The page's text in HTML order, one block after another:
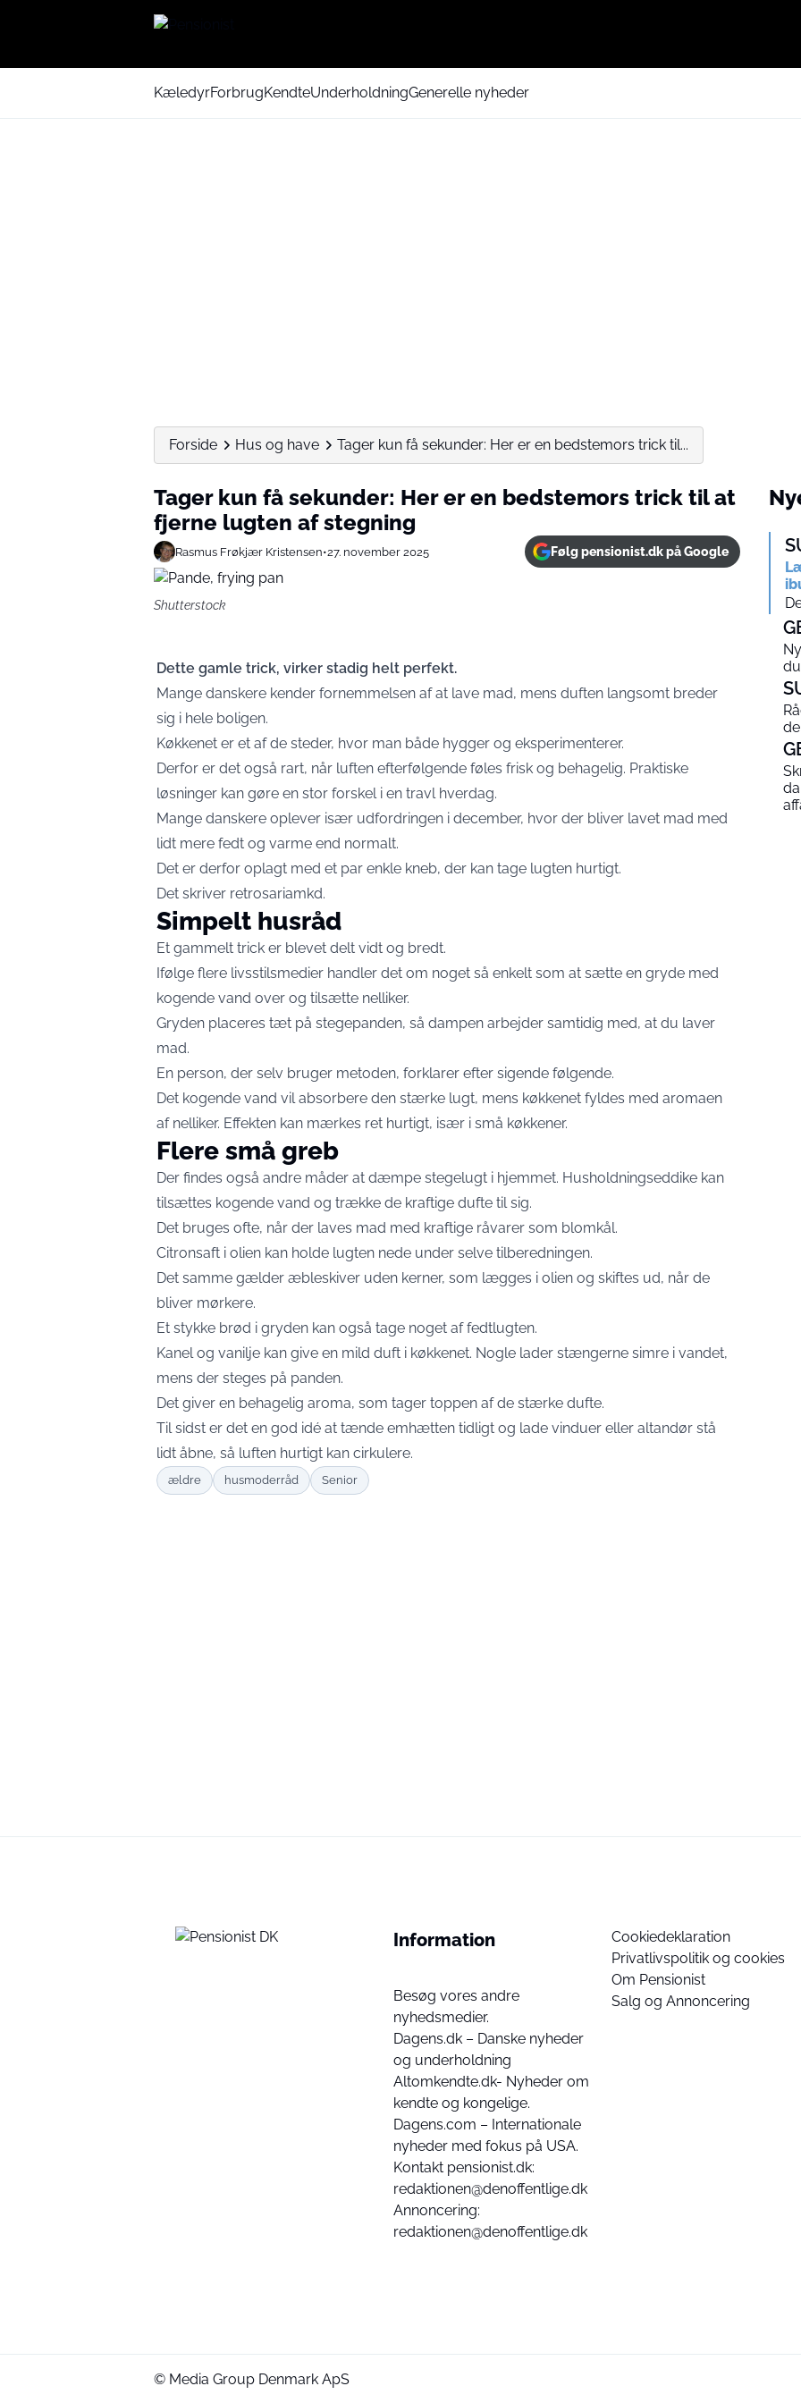
KæledyrForbrugKendteUnderholdningGenerelle nyheder
Forside Hus og have Tager kun få sekunder: Her er en bedstemors trick til...
Tager kun få sekunder: Her er en bedstemors trick til at
fjerne lugten af ​​stegning
Rasmus Frøkjær Kristensen•27. november 2025 Følg pensionist.dk på Google
Shutterstock
Dette gamle trick, virker stadig helt perfekt.
Mange danskere kender fornemmelsen af at lave mad, mens duften langsomt breder
sig i hele boligen.
Køkkenet er et af de steder, hvor man både hygger og eksperimenterer.
Derfor er det også rart, når luften efterfølgende føles frisk og behagelig. Praktiske
løsninger kan gøre en stor forskel i en travl hverdag.
Mange danskere oplever især udfordringen i december, hvor der bliver lavet mad med
lidt mere fedt og varme end normalt.
Det er derfor oplagt med et par enkle kneb, der kan tage lugten hurtigt.
Det skriver retrosariamkd.
Simpelt husråd
Et gammelt trick er blevet delt vidt og bredt.
Ifølge flere livsstilsmedier handler det om noget så enkelt som at sætte en gryde med
kogende vand over og tilsætte nelliker.
Gryden placeres tæt på stegepanden, så dampen arbejder samtidig med, at du laver
mad.
En person, der selv bruger metoden, forklarer efter sigende følgende.
Det kogende vand vil absorbere den stærke lugt, mens køkkenet fyldes med aromaen
af nelliker. Effekten kan mærkes ret hurtigt, især i små køkkener.
Flere små greb
Der findes også andre måder at dæmpe stegelugt i hjemmet. Husholdningseddike kan
tilsættes kogende vand og trække de kraftige dufte til sig.
Det bruges ofte, når der laves mad med kraftige råvarer som blomkål.
Citronsaft i olien kan holde lugten nede under selve tilberedningen.
Det samme gælder æbleskiver uden kerner, som lægges i olien og skiftes ud, når de
bliver mørkere.
Et stykke brød i gryden kan også tage noget af fedtlugten.
Kanel og vanilje kan give en mild duft i køkkenet. Nogle lader stængerne simre i vandet,
mens der steges på panden.
Det giver en behagelig aroma, som tager toppen af de stærke dufte.
Til sidst er det en god idé at tænde emhætten tidligt og lade vinduer eller altandør stå
lidt åbne, så luften hurtigt kan cirkulere.
ældre husmoderråd Senior
Information
Besøg vores andre
nyhedsmedier.
Dagens.dk – Danske nyheder
og underholdning
Altomkendte.dk- Nyheder om
kendte og kongelige.
Dagens.com – Internationale
nyheder med fokus på USA.
Kontakt pensionist.dk:
redaktionen@denoffentlige.dk
Annoncering:
redaktionen@denoffentlige.dk
Cookiedeklaration
Privatlivspolitik og cookies
Om Pensionist
Salg og Annoncering
© Media Group Denmark ApS